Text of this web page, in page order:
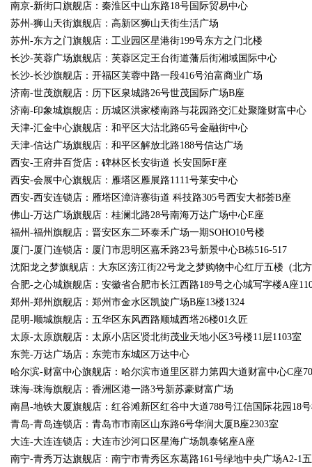
南京-新街口旗舰店：秦淮区中山东路18号国际贸易中心
苏州-狮山天街旗舰店：高新区狮山天街生活广场
苏州-东方之门旗舰店：工业园区星港街199号东方之门北楼
长沙-芙蓉广场旗舰店：芙蓉区定王台街道藩后街湘域国际中心
长沙-长沙旗舰店：开福区芙蓉中路一段416号泊富商业广场
济南-世茂旗舰店：历下区泉城路26号世茂国际广场B座
济南-印象城旗舰店：历城区洪家楼南路与花园路交汇处聚隆财富中心
天津-汇金中心旗舰店：和平区大沽北路65号金融街中心
天津-信达广场旗舰店：和平区解放北路188号信达广场
西安-王府井百货店：碑林区长安街道 长安国际F座
西安-会展中心旗舰店：雁塔区雁展路1111号莱安中心
西安-西安连锁店：雁塔区漳浒寨街道 科技路305号西安大都荟B座
佛山-万达广场旗舰店：桂澜北路28号南海万达广场中心E座
福州-福州旗舰店：晋安区东二环泰禾广场一期SOHO10号楼
厦门-厦门连锁店：厦门市思明区嘉禾路23号新景中心B栋516-517
沈阳龙之梦旗舰店：大东区滂江街22号龙之梦购物中心红厅五楼 (北
合肥-之心城旗舰店：安徽省合肥市长江西路189号之心城写字楼A座
郑州-郑州旗舰店：郑州市金水区凯旋广场B座13楼1324
昆明-顺城旗舰店：五华区东风西路顺城西塔26楼01久匠
太原-太原旗舰店：太原小店区贤北街茂业天地小区3号楼11层1103室
东莞-万达广场店：东莞市东城区万达中心
哈尔滨-财富中心旗舰店：哈尔滨市道里区群力第四大道财富中心C座
珠海-珠海旗舰店：香洲区港一路3号新苏豪财富广场
南昌-地铁大厦旗舰店：红谷滩新区红谷中大道788号江信国际花园18
青岛-青岛连锁店：青岛市市南区山东路6号华润大厦B座2303室
大连-大连连锁店：大连市沙河口区星海广场凯泰铭座A座
南宁-青秀万达旗舰店：南宁市青秀区东葛路161号绿地中央广场A2-1